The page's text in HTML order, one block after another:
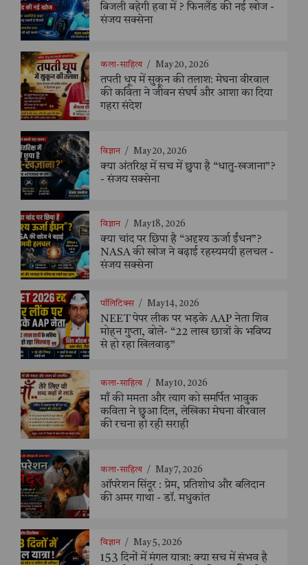
बिजली बहेगी हवा में ? फिनलैंड की नई खोज -
संजय सक्सेना
कला-साहित्य / May 20, 2026
तपती धूप में सुकून की तलाश: मेघना वीरवाल
की कविता ने जीवन संघर्ष और आशा का दिया
गहरा संदेश
विज्ञान / May 20, 2026
क्या अंतरिक्ष में सच में छुपा है “धातु-खजाना”?
- संजय सक्सेना
विज्ञान / May 18, 2026
क्या चांद पर छिपा है “अदृश्य ऊर्जा ईंधन”?
NASA की खोज ने बढ़ाई रहस्यमयी हलचल -
संजय सक्सेना
पॉलिटिक्स / May 14, 2026
NEET पेपर लीक पर भड़के AAP नेता शिव
मोहन गुप्ता, बोले- “22 लाख छात्रों के भविष्य
से हो रहा खिलवाड़”
कला-साहित्य / May 10, 2026
माँ की ममता और त्याग को समर्पित भावुक
कविता ने छुआ दिल, लेखिका मेघना वीरवाल
की रचना हो रही सराही
कला-साहित्य / May 7, 2026
ऑपरेशन सिंदूर : प्रेम, प्रतिशोध और बलिदान
की अमर गाथा - डॉ. मधुकांत
विज्ञान / May 5, 2026
153 दिनों में मंगल यात्रा: क्या सच में संभव है